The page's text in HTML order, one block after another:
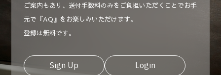
ご案内もあり、送付手数料のみをご負担いただくことでお手
元で『AQ』をお楽しみいただけます。
登録は無料です。
Sign Up Login